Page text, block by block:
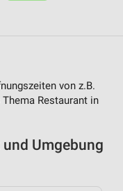
von z.B.
Restaurant in
Umgebung